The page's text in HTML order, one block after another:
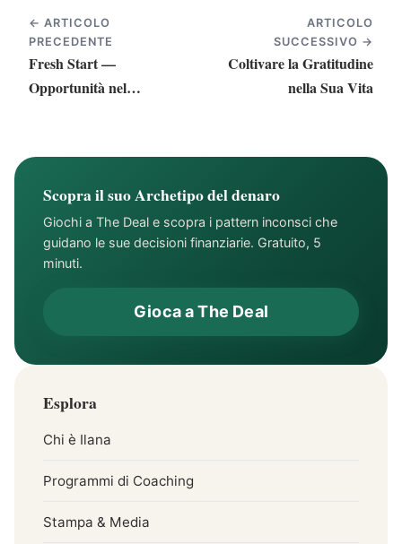
← ARTICOLO
PRECEDENTE
Fresh Start —
Opportunità nel
ARTICOLO
SUCCESSIVO →
Coltivare la Gratitudine
nella Sua Vita
Scopra il suo Archetipo del denaro
Giochi a The Deal e scopra i pattern inconsci che
guidano le sue decisioni finanziarie. Gratuito, 5
minuti.
Gioca a The Deal
Esplora
Chi è Ilana
Programmi di Coaching
Stampa & Media